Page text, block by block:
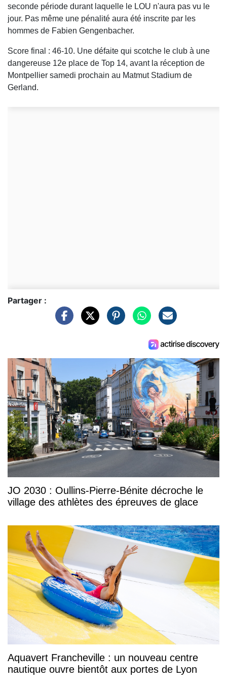
seconde période durant laquelle le LOU n'aura pas vu le
jour. Pas même une pénalité aura été inscrite par les
hommes de Fabien Gengenbacher.
Score final : 46-10. Une défaite qui scotche le club à une
dangereuse 12e place de Top 14, avant la réception de
Montpellier samedi prochain au Matmut Stadium de
Gerland.
Partager :
JO 2030 : Oullins-Pierre-Bénite décroche le
village des athlètes des épreuves de glace
Aquavert Francheville : un nouveau centre
nautique ouvre bientôt aux portes de Lyon